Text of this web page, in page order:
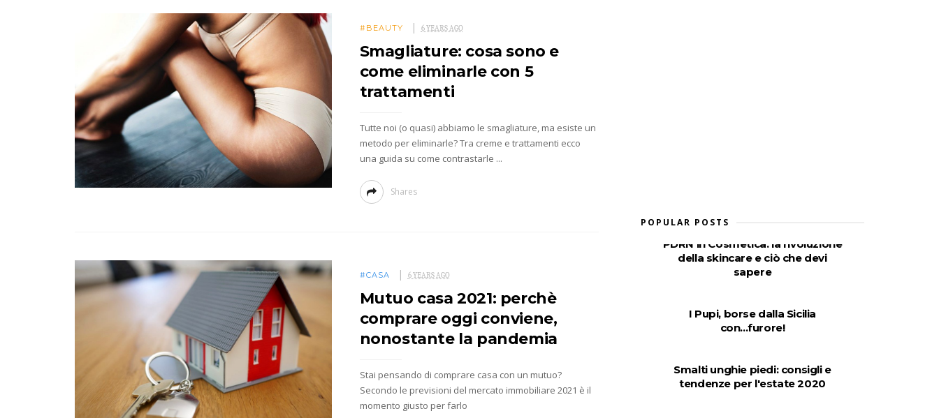
#BEAUTY 6 YEARS AGO
Smagliature: cosa sono e
come eliminarle con 5
trattamenti
Tutte noi (o quasi) abbiamo le smagliature, ma esiste un
metodo per eliminarle? Tra creme e trattamenti ecco
una guida su come contrastarle ...
Shares
#CASA 6 YEARS AGO
Mutuo casa 2021: perchè
comprare oggi conviene,
nonostante la pandemia
Stai pensando di comprare casa con un mutuo?
Secondo le previsioni del mercato immobiliare 2021 è il
momento giusto per farlo
POPULAR POSTS
PDRN in Cosmetica: la rivoluzione
della skincare e ciò che devi
sapere
I Pupi, borse dalla Sicilia
con...furore!
Smalti unghie piedi: consigli e
tendenze per l'estate 2020